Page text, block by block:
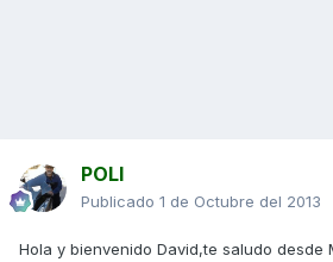
POLI
Publicado 1 de Octubre del 2013
Hola y bienvenido David,te saludo desde